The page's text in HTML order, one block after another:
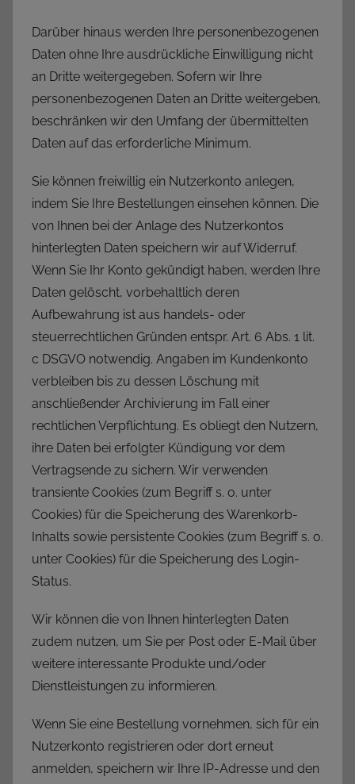
Darüber hinaus werden Ihre personenbezogenen
Daten ohne Ihre ausdrückliche Einwilligung nicht
an Dritte weitergegeben. Sofern wir Ihre
personenbezogenen Daten an Dritte weitergeben,
beschränken wir den Umfang der übermittelten
Daten auf das erforderliche Minimum.
Sie können freiwillig ein Nutzerkonto anlegen,
indem Sie Ihre Bestellungen einsehen können. Die
von Ihnen bei der Anlage des Nutzerkontos
hinterlegten Daten speichern wir auf Widerruf.
Wenn Sie Ihr Konto gekündigt haben, werden Ihre
Daten gelöscht, vorbehaltlich deren
Aufbewahrung ist aus handels- oder
steuerrechtlichen Gründen entspr. Art. 6 Abs. 1 lit.
c DSGVO notwendig. Angaben im Kundenkonto
verbleiben bis zu dessen Löschung mit
anschließender Archivierung im Fall einer
rechtlichen Verpflichtung. Es obliegt den Nutzern,
ihre Daten bei erfolgter Kündigung vor dem
Vertragsende zu sichern. Wir verwenden
transiente Cookies (zum Begriff s. o. unter
Cookies) für die Speicherung des Warenkorb-
Inhalts sowie persistente Cookies (zum Begriff s. o.
unter Cookies) für die Speicherung des Login-
Status.
Wir können die von Ihnen hinterlegten Daten
zudem nutzen, um Sie per Post oder E-Mail über
weitere interessante Produkte und/oder
Dienstleistungen zu informieren.
Wenn Sie eine Bestellung vornehmen, sich für ein
Nutzerkonto registrieren oder dort erneut
anmelden, speichern wir Ihre IP-Adresse und den